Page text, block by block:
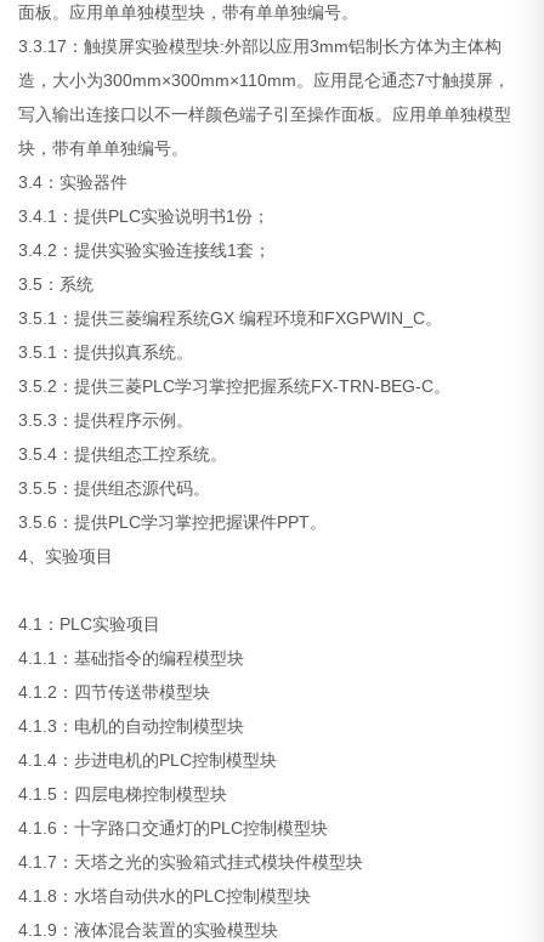
面板。应用单单独模型块，带有单单独编号。
3.3.17：触摸屏实验模型块:外部以应用3mm铝制长方体为主体构
造，大小为300mm×300mm×110mm。应用昆仑通态7寸触摸屏，
写入输出连接口以不一样颜色端子引至操作面板。应用单单独模型
块，带有单单独编号。
3.4：实验器件
3.4.1：提供PLC实验说明书1份；
3.4.2：提供实验实验连接线1套；
3.5：系统
3.5.1：提供三菱编程系统GX 编程环境和FXGPWIN_C。
3.5.1：提供拟真系统。
3.5.2：提供三菱PLC学习掌控把握系统FX-TRN-BEG-C。
3.5.3：提供程序示例。
3.5.4：提供组态工控系统。
3.5.5：提供组态源代码。
3.5.6：提供PLC学习掌控把握课件PPT。
4、实验项目
4.1：PLC实验项目
4.1.1：基础指令的编程模型块
4.1.2：四节传送带模型块
4.1.3：电机的自动控制模型块
4.1.4：步进电机的PLC控制模型块
4.1.5：四层电梯控制模型块
4.1.6：十字路口交通灯的PLC控制模型块
4.1.7：天塔之光的实验箱式挂式模块件模型块
4.1.8：水塔自动供水的PLC控制模型块
4.1.9：液体混合装置的实验模型块